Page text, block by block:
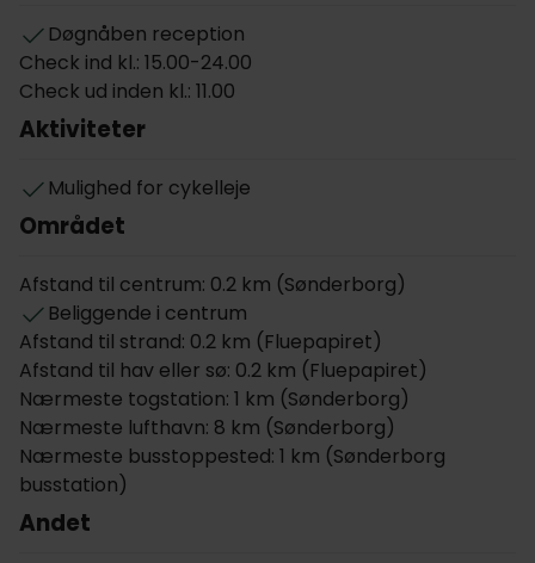
Området egner sig desuden fortrinligt til løbeture og
ønsker I mere specifik information om områdets
løberuter, står det venlige og professionelle
På Hotel Sønderborg Strand bor I med adskillige
gode golfbaner i nærheden og indenfor kort afstand
seværdigheder at finde, såsom Dybbøl Mølle,
Universe Science Park (tidligere kendt som Danfoss
Universe), Gendarmstien, Gråsten Slot og Aabenraa.
I kan også køre en tur ned til Flensborg og eventuelt
nyde godt af lidt grænsehandel på tilbagevejen. I
Sønderborg centrum er der masser af historie og
kultur at opleve, og med de mange hyggelige
specialforretninger er der lagt op til både shopping
og sightseeing.
Døgnåben reception
Check ind kl.: 15.00-24.00
Check ud inden kl.: 11.00
Aktiviteter
Mulighed for cykelleje
Området
Afstand til centrum: 0.2 km (Sønderborg)
Beliggende i centrum
Afstand til strand: 0.2 km (Fluepapiret)
Afstand til hav eller sø: 0.2 km (Fluepapiret)
Nærmeste togstation: 1 km (Sønderborg)
Nærmeste lufthavn: 8 km (Sønderborg)
Nærmeste busstoppested: 1 km (Sønderborg
busstation)
Andet